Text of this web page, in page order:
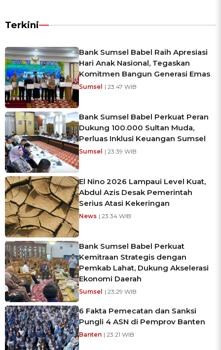
Terkini
Bank Sumsel Babel Raih Apresiasi
Hari Anak Nasional, Tegaskan
Komitmen Bangun Generasi Emas
Sumsel | 23:47 WIB
Bank Sumsel Babel Perkuat Peran
Dukung 100.000 Sultan Muda,
Perluas Inklusi Keuangan Sumsel
Sumsel | 23:39 WIB
El Nino 2026 Lampaui Level Kuat,
Abdul Azis Desak Pemerintah
Serius Atasi Kekeringan
News | 23:34 WIB
Bank Sumsel Babel Perkuat
Kemitraan Strategis dengan
Pemkab Lahat, Dukung Akselerasi
Ekonomi Daerah
Sumsel | 23:29 WIB
6 Fakta Pemecatan dan Sanksi
Pungli 4 ASN di Pemprov Banten
Banten | 23:21 WIB